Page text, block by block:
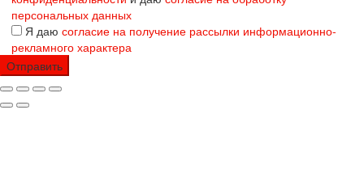
персональных данных
Я даю согласие на получение рассылки информационно-
рекламного характера